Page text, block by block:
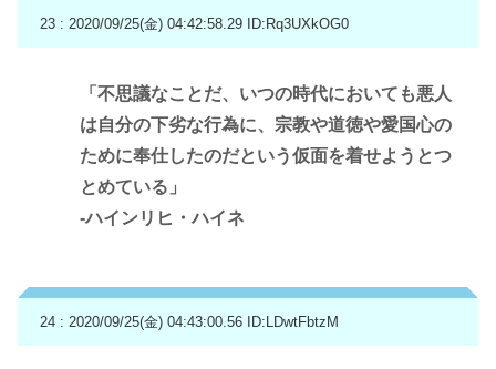
23 : 2020/09/25(金) 04:42:58.29 ID:Rq3UXkOG0
「不思議なことだ、いつの時代においても悪人
は自分の下劣な行為に、宗教や道徳や愛国心の
ために奉仕したのだという仮面を着せようとつ
とめている」
-ハインリヒ・ハイネ
24 : 2020/09/25(金) 04:43:00.56 ID:LDwtFbtzM